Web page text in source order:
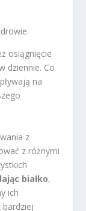
osiągnięcie
dziennie. Co
na
z
z różnymi
białko,
ich
bardziej